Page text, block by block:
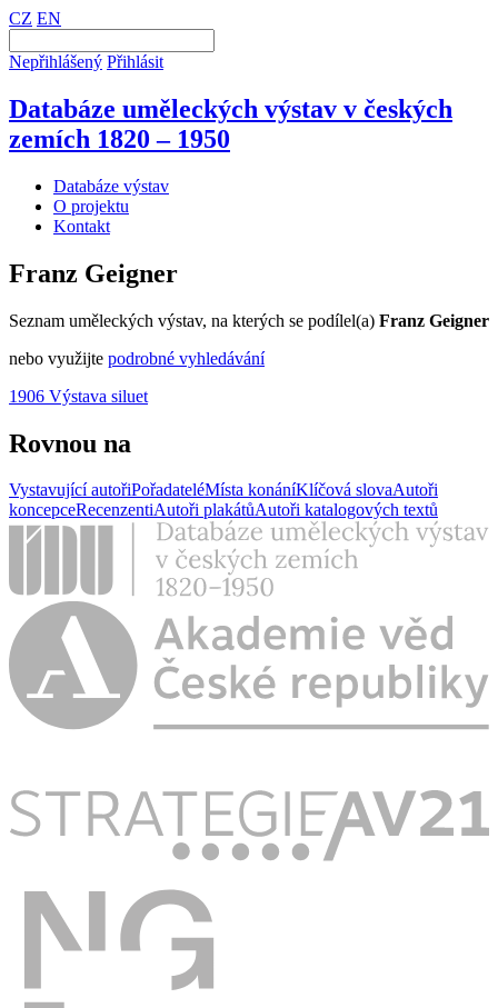
CZ EN
Nepřihlášený Přihlásit
Databáze uměleckých výstav v českých
zemích 1820 – 1950
Databáze výstav
O projektu
Kontakt
Franz Geigner
Seznam uměleckých výstav, na kterých se podílel(a) Franz Geigner
nebo využijte podrobné vyhledávání
1906 Výstava siluet
Rovnou na
Vystavující autořiPořadateléMísta konáníKlíčová slovaAutoři
koncepceRecenzentiAutoři plakátůAutoři katalogových textů